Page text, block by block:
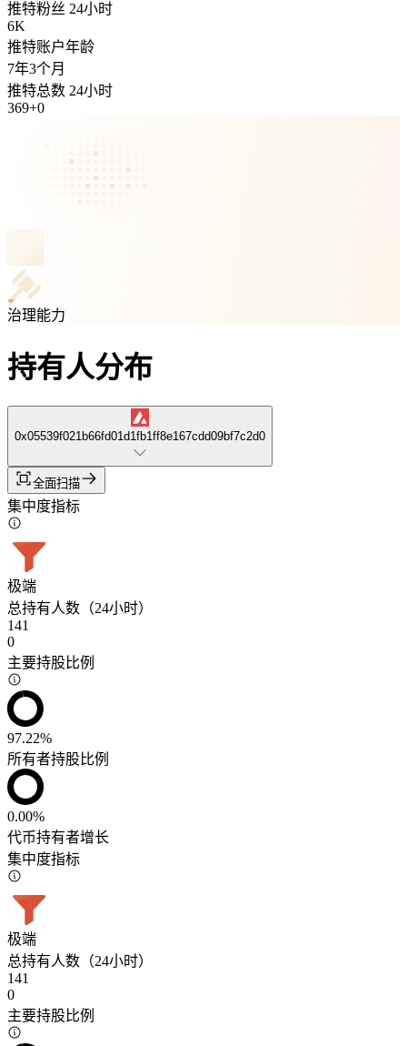
推特粉丝 24小时
6K
推特账户年龄
7年3个月
推特总数 24小时
369+0
治理能力
持有人分布
0x05539f021b66fd01d1fb1ff8e167cdd09bf7c2d0
全面扫描
集中度指标
极端
总持有人数（24小时）
141
0
主要持股比例
97.22%
所有者持股比例
0.00%
代币持有者增长
集中度指标
极端
总持有人数（24小时）
141
0
主要持股比例